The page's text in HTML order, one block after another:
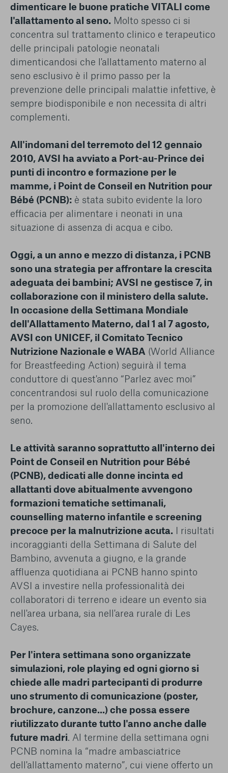
dimenticare le buone pratiche VITALI come
l'allattamento al seno. Molto spesso ci si
concentra sul trattamento clinico e terapeutico
delle principali patologie neonatali
dimenticandosi che l'allattamento materno al
seno esclusivo è il primo passo per la
prevenzione delle principali malattie infettive, è
sempre biodisponibile e non necessita di altri
complementi.
All'indomani del terremoto del 12 gennaio
2010, AVSI ha avviato a Port-au-Prince dei
punti di incontro e formazione per le
mamme, i Point de Conseil en Nutrition pour
Bébé (PCNB): è stata subito evidente la loro
efficacia per alimentare i neonati in una
situazione di assenza di acqua e cibo.
Oggi, a un anno e mezzo di distanza, i PCNB
sono una strategia per affrontare la crescita
adeguata dei bambini; AVSI ne gestisce 7, in
collaborazione con il ministero della salute.
In occasione della Settimana Mondiale
dell'Allattamento Materno, dal 1 al 7 agosto,
AVSI con UNICEF, il Comitato Tecnico
Nutrizione Nazionale e WABA (World Alliance
for Breastfeeding Action) seguirà il tema
conduttore di quest'anno “Parlez avec moi”
concentrandosi sul ruolo della comunicazione
per la promozione dell'allattamento esclusivo al
seno.
Le attività saranno soprattutto all'interno dei
Point de Conseil en Nutrition pour Bébé
(PCNB), dedicati alle donne incinta ed
allattanti dove abitualmente avvengono
formazioni tematiche settimanali,
counselling materno infantile e screening
precoce per la malnutrizione acuta. I risultati
incoraggianti della Settimana di Salute del
Bambino, avvenuta a giugno, e la grande
affluenza quotidiana ai PCNB hanno spinto
AVSI a investire nella professionalità dei
collaboratori di terreno e ideare un evento sia
nell'area urbana, sia nell'area rurale di Les
Cayes.
Per l'intera settimana sono organizzate
simulazioni, role playing ed ogni giorno si
chiede alle madri partecipanti di produrre
uno strumento di comunicazione (poster,
brochure, canzone...) che possa essere
riutilizzato durante tutto l'anno anche dalle
future madri. Al termine della settimana ogni
PCNB nomina la “madre ambasciatrice
dell'allattamento materno”, cui viene offerto un